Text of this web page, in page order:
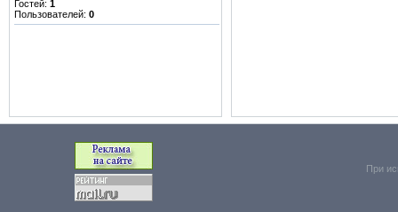
Гостей: 1
Пользователей: 0
При